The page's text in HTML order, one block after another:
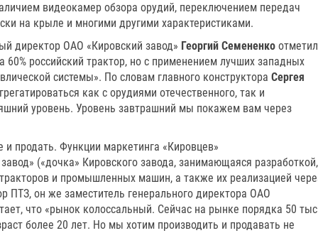
видеокамер обзора орудий, переключением передач
на крыле и многими другими характеристиками.
директор ОАО «Кировский завод» Георгий Семененко
российский трактор, но с применением лучших западных
системы». По словам главного конструктора Сергея
как с орудиями отечественного, так и
уровень. Уровень завтрашний мы покажем вам через
продать. Функции маркетинга «Кировцев»
(«дочка» Кировского завода, занимающаяся разработкой,
и промышленных машин, а также их реализацией
ПТЗ, он же заместитель генерального директора ОАО
что «рынок колоссальный. Сейчас на рынке порядка 50
более 20 лет. Но мы хотим производить и продавать не